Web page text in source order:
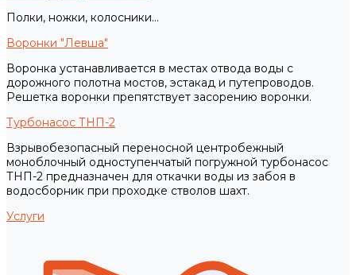
Полки, ножки, колосники...
Воронки "Левша"
Воронка устанавливается в местах отвода воды с
дорожного полотна мостов, эстакад и путепроводов.
Решетка воронки препятствует засорению воронки.
Турбонасос ТНП-2
Взрывобезопасный переносной центробежный
моноблочный одноступенчатый погружной турбонасос
ТНП-2 предназначен для откачки воды из забоя в
водосборник при проходке стволов шахт.
Услуги